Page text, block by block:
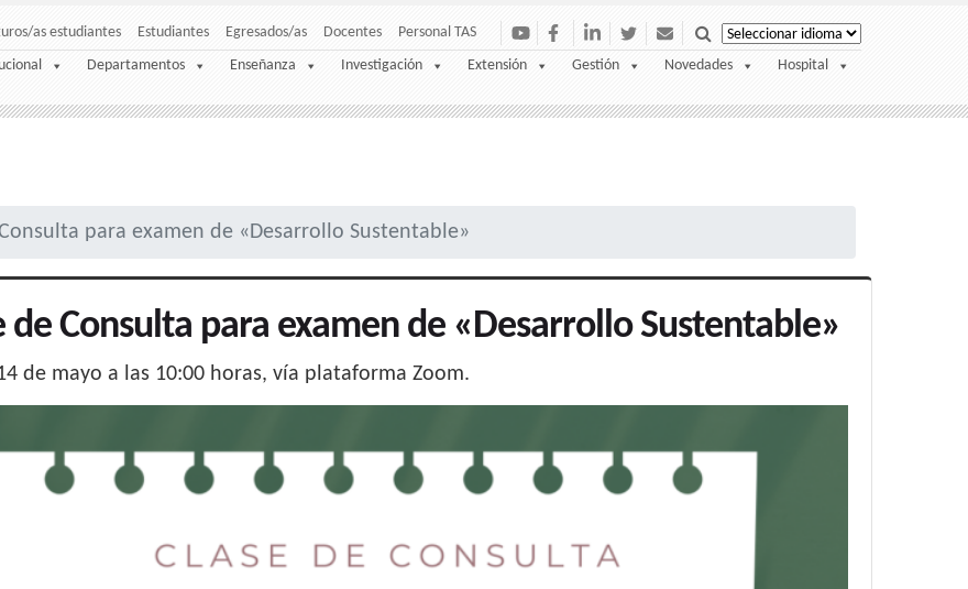
as estudiantes Estudiantes Egresados/as Docentes Personal TAS
Departamentos Enseñanza Investigación Extensión Gestión Novedades Hospital
para examen de «Desarrollo Sustentable»
de Consulta para examen de «Desarrollo Sustentable»
de mayo a las 10:00 horas, vía plataforma Zoom.